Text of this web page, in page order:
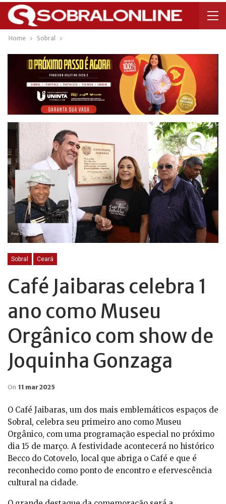
Home Sobral
Sobral Ceará
Café Jaibaras celebra 1
ano como Museu
Orgânico com show de
Joquinha Gonzaga
On 11 mar 2025
O Café Jaibaras, um dos mais emblemáticos espaços de
Sobral, celebra seu primeiro ano como Museu
Orgânico, com uma programação especial no próximo
dia 15 de março. A festividade acontecerá no histórico
Becco do Cotovelo, local que abriga o Café e que é
reconhecido como ponto de encontro e efervescência
cultural na cidade.